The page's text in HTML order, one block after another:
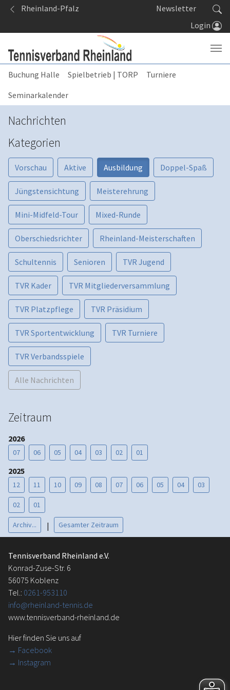
Springe zum Seiteninhalt
Rheinland-Pfalz
Newsletter
Login
Buchung Halle Spielbetrieb | TORP
Turniere
Seminarkalender
Nachrichten
Kategorien
Vorschau Aktive Ausbildung Doppel-Spaß
Jüngstensichtung Meisterehrung
Mini-Midfeld-Tour Mixed-Runde
Oberschiedsrichter Rheinland-Meisterschaften
Schultennis Senioren TVR Jugend
TVR Kader TVR Mitgliederversammlung
TVR Platzpflege TVR Präsidium
TVR Sportentwicklung TVR Turniere
TVR Verbandsspiele
Alle Nachrichten
Zeitraum
2026
07 06 05 04 03 02 01
2025
12 11 10 09 08 07 06 05 04 03
02 01
Archiv... | Gesamter Zeitraum
Tennisverband Rheinland e.V.
Konrad-Zuse-Str. 6
56075 Koblenz
Tel.: 0261-953110
info@rheinland-tennis.de
www.tennisverband-rheinland.de
Hier finden Sie uns auf
→ Facebook
→ Instagram